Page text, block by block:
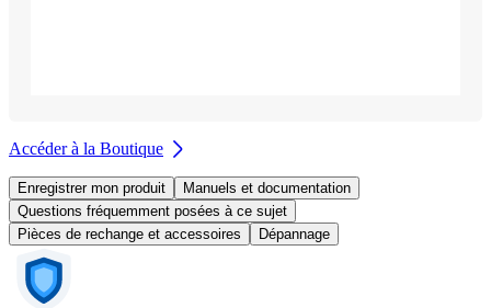
Accéder à la Boutique
Enregistrer mon produit
Manuels et documentation
Questions fréquemment posées à ce sujet
Pièces de rechange et accessoires
Dépannage